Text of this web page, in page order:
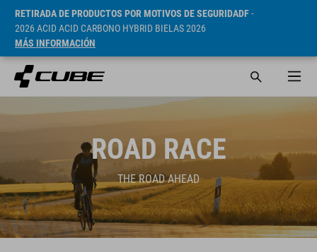
RETIRADA DE PRODUCTOS POR MOTIVOS DE SEGURIDADF-
2026 ACID ACID CARBONO HYBRID BIELAS 2026
MÁS INFORMACIÓN
ROAD RACE
THE ROAD AHEAD